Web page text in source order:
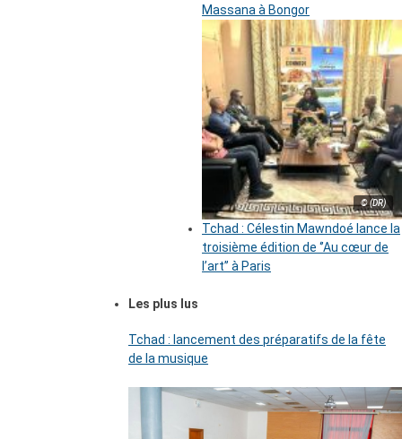
Massana à Bongor
© (DR)
Tchad : Célestin Mawndoé lance la
troisième édition de ‘’Au cœur de
l’art’’ à Paris
Les plus lus
Tchad : lancement des préparatifs de la fête
de la musique